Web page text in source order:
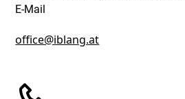
E-Mail
office@iblang.at